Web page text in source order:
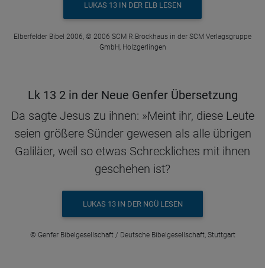
LUKAS 13 IN DER ELB LESEN
Elberfelder Bibel 2006, © 2006 SCM R.Brockhaus in der SCM Verlagsgruppe
GmbH, Holzgerlingen
Lk 13 2 in der Neue Genfer Übersetzung
Da sagte Jesus zu ihnen: »Meint ihr, diese Leute
seien größere Sünder gewesen als alle übrigen
Galiläer, weil so etwas Schreckliches mit ihnen
geschehen ist?
LUKAS 13 IN DER NGÜ LESEN
© Genfer Bibelgesellschaft / Deutsche Bibelgesellschaft, Stuttgart